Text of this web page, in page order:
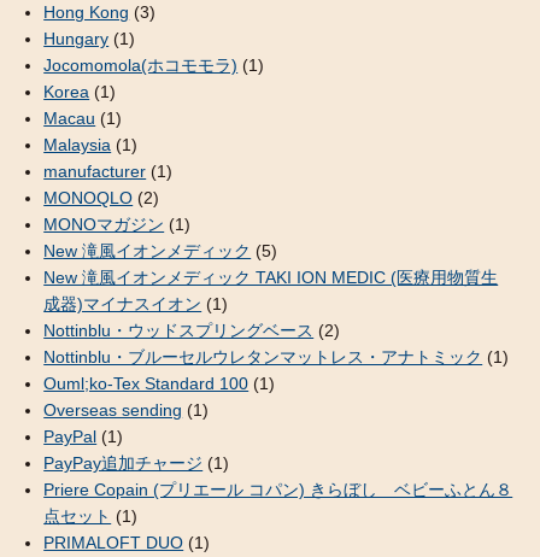
Hong Kong (3)
Hungary (1)
Jocomomola(ホコモモラ) (1)
Korea (1)
Macau (1)
Malaysia (1)
manufacturer (1)
MONOQLO (2)
MONOマガジン (1)
New 滝風イオンメディック (5)
New 滝風イオンメディック TAKI ION MEDIC (医療用物質生
成器)マイナスイオン (1)
Nottinblu・ウッドスプリングベース (2)
Nottinblu・ブルーセルウレタンマットレス・アナトミック (1)
Ouml;ko-Tex Standard 100 (1)
Overseas sending (1)
PayPal (1)
PayPay追加チャージ (1)
Priere Copain (プリエール コパン) きらぼし ベビーふとん８
点セット (1)
PRIMALOFT DUO (1)